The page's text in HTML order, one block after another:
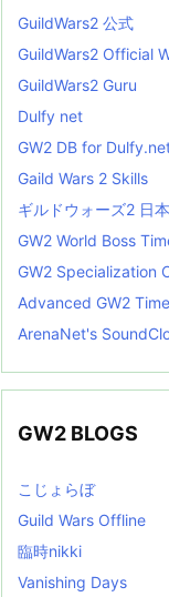
GuildWars2 公式
GuildWars2 Official
GuildWars2 Guru
Dulfy net
GW2 DB for
Gaild Wars 2 Skills
ギルドウォーズ2 日
GW2 World Boss
GW2 Specialization
Advanced GW2
ArenaNet's
GW2 BLOGS
こじょらぼ
Guild Wars Offline
臨時nikki
Vanishing Days